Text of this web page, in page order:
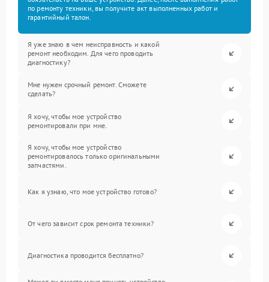
по ремонту техники, вы получите акт выполненных работ и
гарантийный талон.
Я уже знаю в чем неисправность и какой
ремонт необходим. Для чего проводить
диагностику?
Мне нужен срочный ремонт. Сможете
сделать?
Я хочу, чтобы мое устройство
ремонтировали при мне.
Я хочу, чтобы мое устройство
ремонтировалось только оригинальными
запчастями.
Как я узнаю, что мое устройство готово?
От чего зависит срок ремонта техники?
Диагностика проводится бесплатно?